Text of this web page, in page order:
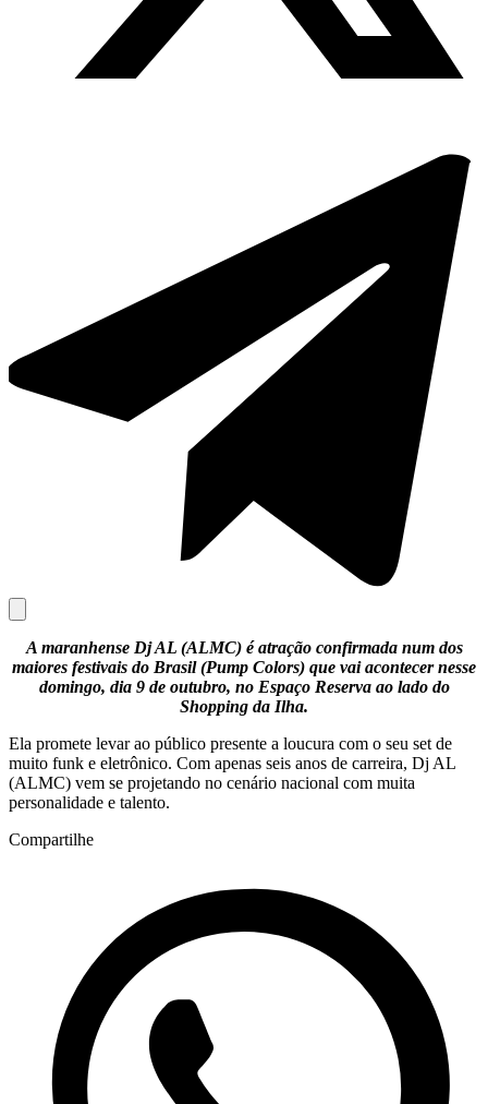
A maranhense Dj AL (ALMC) é atração confirmada num dos
maiores festivais do Brasil (Pump Colors) que vai acontecer nesse
domingo, dia 9 de outubro, no Espaço Reserva ao lado do
Shopping da Ilha.
Ela promete levar ao público presente a loucura com o seu set de
muito funk e eletrônico. Com apenas seis anos de carreira, Dj AL
(ALMC) vem se projetando no cenário nacional com muita
personalidade e talento.
Compartilhe